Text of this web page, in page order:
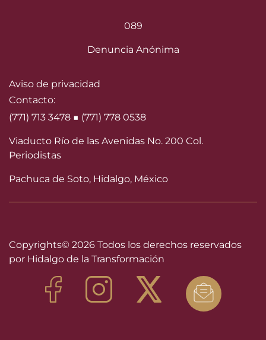
089
Denuncia Anónima
Aviso de privacidad
Contacto:
(771) 713 3478 ■ (771) 778 0538
Viaducto Río de las Avenidas No. 200 Col.
Periodistas
Pachuca de Soto, Hidalgo, México
Copyrights© 2026 Todos los derechos reservados
por Hidalgo de la Transformación